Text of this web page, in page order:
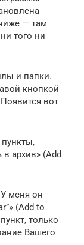
— там
того ни
и папки.
кнопкой
вот
архив» (Add
меня он
(Add to
только
Вашего